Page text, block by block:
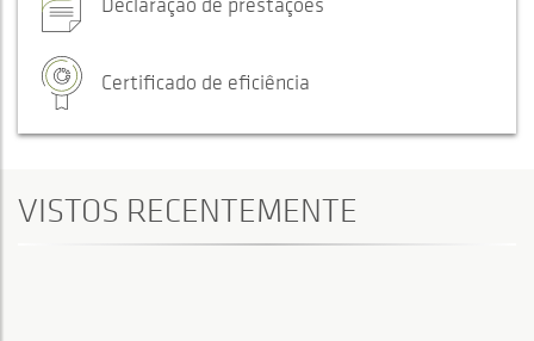
Certificado de eficiência
VISTOS RECENTEMENTE